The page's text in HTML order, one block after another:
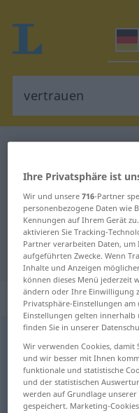
Deutsch-
für "vertrauen"
"vertrauen"
Übersetzung
„vertrauen“
vertrauen
Übersicht aller
(Für mehr Details die
Ihre Privatsphäre ist
Wir und unsere716-Partner
personenbezogene Daten wie
Kennungen auf Ihrem Gerät
aktivieren Sie Tracking-
Partner verarbeiten Daten, um
aufgeführten Zwecke. Wenn
Inhalte und Anzeigen
können dieses Menü jederzeit
ändern oder Ihre Einwilligung
Privatsphäre-Einstellungen
Einstellungen gelten innerhalb
finden Sie in unserer
Wir verwenden Cookies, damit
und wir besser mit Ihnen
funktionale und statistische
und der statistischen
werden auf Grundlage
gespeichert. Marketing-